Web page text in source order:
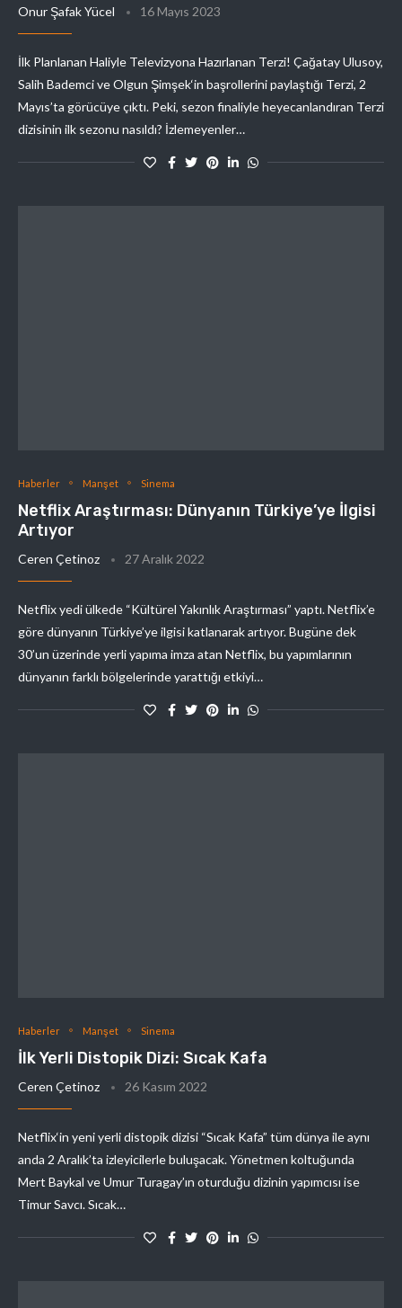
Onur Şafak Yücel 16 Mayıs 2023
İlk Planlanan Haliyle Televizyona Hazırlanan Terzi! Çağatay Ulusoy,
Salih Bademci ve Olgun Şimşek‘in başrollerini paylaştığı Terzi, 2
Mayıs’ta görücüye çıktı. Peki, sezon finaliyle heyecanlandıran Terzi
dizisinin ilk sezonu nasıldı? İzlemeyenler…
Haberler Manşet Sinema
Netflix Araştırması: Dünyanın Türkiye’ye İlgisi
Artıyor
Ceren Çetinoz 27 Aralık 2022
Netflix yedi ülkede “Kültürel Yakınlık Araştırması” yaptı. Netflix’e
göre dünyanın Türkiye’ye ilgisi katlanarak artıyor. Bugüne dek
30’un üzerinde yerli yapıma imza atan Netflix, bu yapımlarının
dünyanın farklı bölgelerinde yarattığı etkiyi…
Haberler Manşet Sinema
İlk Yerli Distopik Dizi: Sıcak Kafa
Ceren Çetinoz 26 Kasım 2022
Netflix‘in yeni yerli distopik dizisi “Sıcak Kafa” tüm dünya ile aynı
anda 2 Aralık’ta izleyicilerle buluşacak. Yönetmen koltuğunda
Mert Baykal ve Umur Turagay’ın oturduğu dizinin yapımcısı ise
Timur Savcı. Sıcak…